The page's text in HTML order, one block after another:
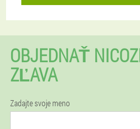
OBJEDNAŤ
ZĽAVA
Zadajte svoje meno